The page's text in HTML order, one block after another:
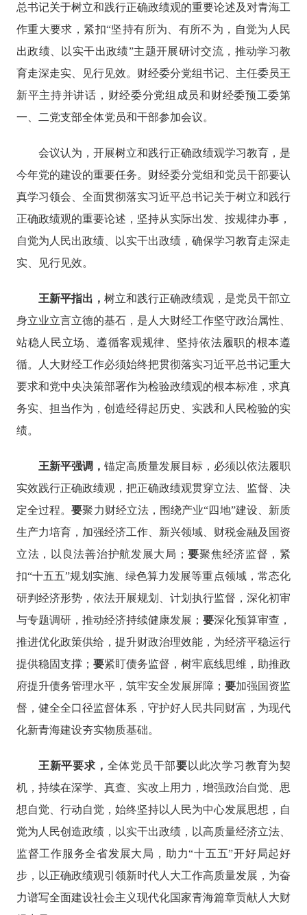
总书记关于树立和践行正确政绩观的重要论述及对青海工
作重大要求，紧扣“坚持有所为、有所不为，自觉为人民
出政绩、以实干出政绩”主题开展研讨交流，推动学习教
育走深走实、见行见效。财经委分党组书记、主任委员王
新平主持并讲话，财经委分党组成员和财经委预工委第
一、二党支部全体党员和干部参加会议。
会议认为，开展树立和践行正确政绩观学习教育，是
今年党的建设的重要任务。财经委分党组和党员干部要认
真学习领会、全面贯彻落实习近平总书记关于树立和践行
正确政绩观的重要论述，坚持从实际出发、按规律办事，
自觉为人民出政绩、以实干出政绩，确保学习教育走深走
实、见行见效。
王新平指出， 树立和践行正确政绩观，是党员干部立
身立业立言立德的基石，是人大财经工作坚守政治属性、
站稳人民立场、遵循客观规律、坚持依法履职的根本遵
循。人大财经工作必须始终把贯彻落实习近平总书记重大
要求和党中央决策部署作为检验政绩观的根本标准，求真
务实、担当作为，创造经得起历史、实践和人民检验的实
绩。
王新平强调， 锚定高质量发展目标，必须以依法履职
实效践行正确政绩观，把正确政绩观贯穿立法、监督、决
定全过程。要聚力财经立法，围绕产业“四地”建设、新质
生产力培育，加强经济工作、新兴领域、财税金融及国资
立法，以良法善治护航发展大局； 要聚焦经济监督，紧
扣“十五五”规划实施、绿色算力发展等重点领域，常态化
研判经济形势， 依法开展规划、计划执行监督，深化初审
与专题调研，推动经济持续健康发展 ；要深化预算审查，
推进优化政策供给，提升财政治理效能，为经济平稳运行
提供稳固支撑； 要紧盯债务监督，树牢底线思维， 助推政
府提升债务管理水平， 筑牢安全发展屏障；要加强国资监
督，健全全口径监督体系，守护好人民共同财富，为现代
化新青海建设夯实物质基础。
王新平要求， 全体党员干部要 以此次学习教育为契
机，持续在深学、真查、实改上用力，增强政治自觉、思
想自觉、行动自觉，始终坚持以人民为中心发展思想，自
觉为人民创造政绩，以实干出政绩，以高质量经济立法、
监督工作服务全省发展大局，助力“十五五”开好局起好
步，以正确政绩观引领新时代人大工作高质量发展，为奋
力谱写全面建设社会主义现代化国家青海篇章贡献人大财